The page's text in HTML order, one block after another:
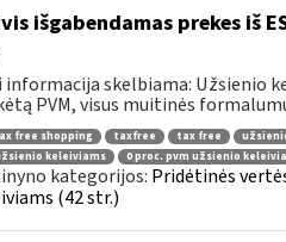
išgabendamas prekes iš
informacija skelbiama: Užsienio
PVM, visus muitinės
free shopping taxfree tax free
keleiviams 0 proc. pvm užsienio
kategorijos: Pridėtinės
(42 str.)